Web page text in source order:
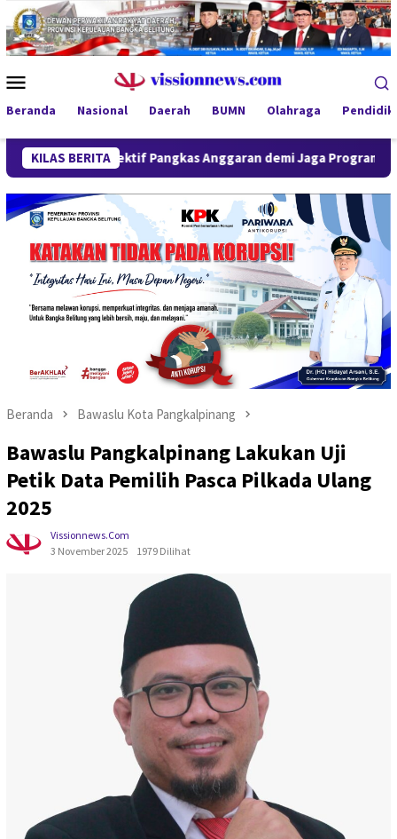
Loncat
ke
konten
Mobile
Beranda Nasional Daerah BUMN Olahraga
KILAS BERITA
Selektif Pangkas Anggaran demi Jaga Program Prioritas
Beranda Bawaslu Kota Pangkalpinang
Bawaslu Pangkalpinang Lakukan Uji
Petik Data Pemilih Pasca Pilkada Ulang
2025
Vissionnews.com
3 November 2025
1979 Dilihat